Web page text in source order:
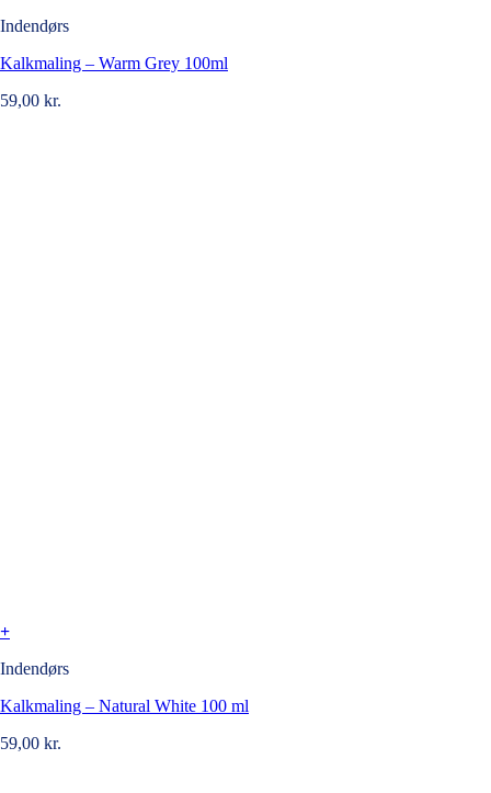
Indendørs
Kalkmaling – Warm Grey 100ml
59,00 kr.
+
Indendørs
Kalkmaling – Natural White 100 ml
59,00 kr.